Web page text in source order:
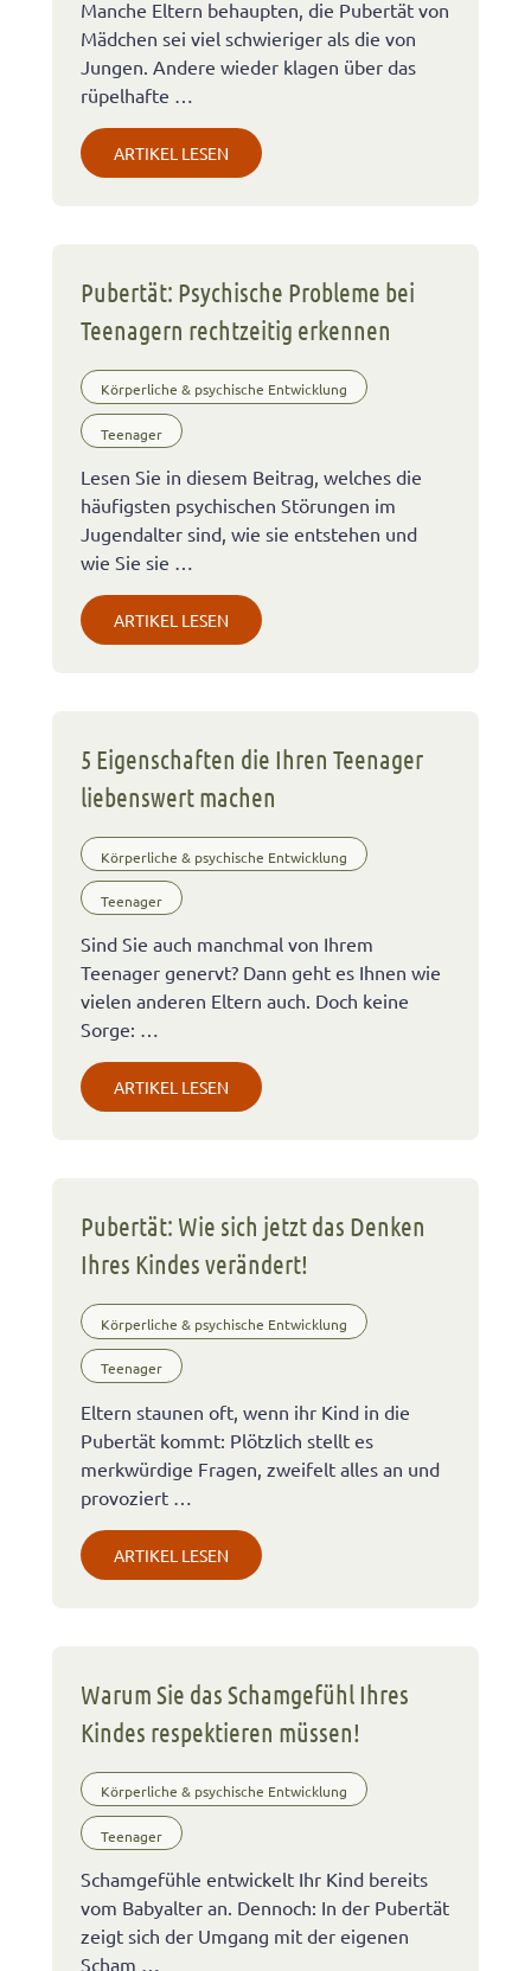
Manche Eltern behaupten, die Pubertät von
Mädchen sei viel schwieriger als die von
Jungen. Andere wieder klagen über das
rüpelhafte …
ARTIKEL LESEN
Pubertät: Psychische Probleme bei
Teenagern rechtzeitig erkennen
Körperliche & psychische Entwicklung
Teenager
Lesen Sie in diesem Beitrag, welches die
häufigsten psychischen Störungen im
Jugendalter sind, wie sie entstehen und
wie Sie sie …
ARTIKEL LESEN
5 Eigenschaften die Ihren Teenager
liebenswert machen
Körperliche & psychische Entwicklung
Teenager
Sind Sie auch manchmal von Ihrem
Teenager genervt? Dann geht es Ihnen wie
vielen anderen Eltern auch. Doch keine
Sorge: …
ARTIKEL LESEN
Pubertät: Wie sich jetzt das Denken
Ihres Kindes verändert!
Körperliche & psychische Entwicklung
Teenager
Eltern staunen oft, wenn ihr Kind in die
Pubertät kommt: Plötzlich stellt es
merkwürdige Fragen, zweifelt alles an und
provoziert …
ARTIKEL LESEN
Warum Sie das Schamgefühl Ihres
Kindes respektieren müssen!
Körperliche & psychische Entwicklung
Teenager
Schamgefühle entwickelt Ihr Kind bereits
vom Babyalter an. Dennoch: In der Pubertät
zeigt sich der Umgang mit der eigenen
Scham …